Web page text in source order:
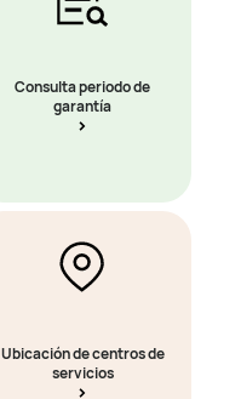
Consulta periodo de
garantía
Ubicación de centros de
servicios